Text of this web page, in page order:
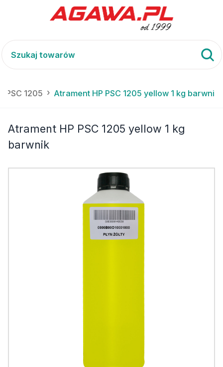
PSC 1205 Atrament HP PSC 1205 yellow 1 kg barwnik
Atrament HP PSC 1205 yellow 1 kg
barwnik